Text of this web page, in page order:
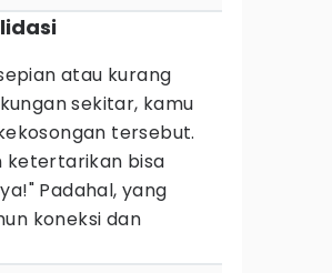
atau kurang
sekitar, kamu
tersebut.
ketertarikan bisa
Padahal, yang
koneksi dan